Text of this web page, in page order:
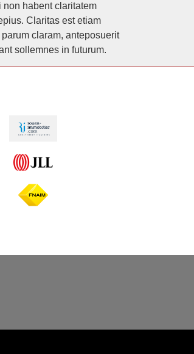
habent claritatem
Claritas est etiam
claram, anteposuerit
sollemnes in futurum.